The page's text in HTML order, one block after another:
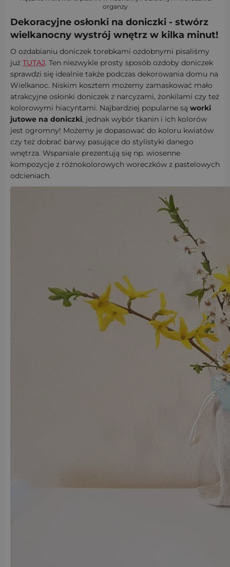
organzy
Dekoracyjne osłonki na doniczki - stwórz
wielkanocny wystrój wnętrz w kilka minut!
O ozdabianiu doniczek torebkami ozdobnymi pisaliśmy
już TUTAJ. Ten niezwykle prosty sposób ozdoby doniczek
sprawdzi się idealnie także podczas dekorowania domu na
Wielkanoc. Niskim kosztem możemy zamaskować mało
atrakcyjne osłonki doniczek z narcyzami, żonkilami czy też
kolorowymi hiacyntami. Najbardziej popularne są worki
jutowe na doniczki, jednak wybór tkanin i ich kolorów
jest ogromny! Możemy je dopasować do koloru kwiatów
czy też dobrać barwy pasujące do stylistyki danego
wnętrza. Wspaniale prezentują się np. wiosenne
kompozycje z różnokolorowych woreczków z pastelowych
odcieniach.